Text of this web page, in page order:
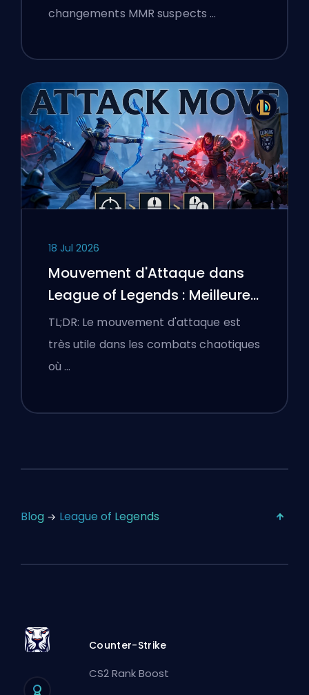
changements MMR suspects …
18 Jul 2026
Mouvement d'Attaque dans
League of Legends : Meilleures
Configurations
TL;DR: Le mouvement d'attaque est
très utile dans les combats chaotiques
où …
Blog League of Legends
Counter-Strike
CS2 Rank Boost